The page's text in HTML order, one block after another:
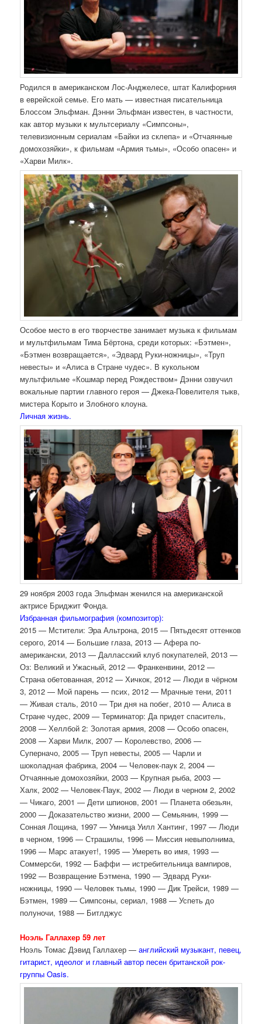
Родился в американском Лос-Анджелесе, штат Калифорния
в еврейской семье. Его мать — известная писательница
Блоссом Эльфман. Дэнни Эльфман известен, в частности,
как автор музыки к мультсериалу «Симпсоны»,
телевизионным сериалам «Байки из склепа» и «Отчаянные
домохозяйки», к фильмам «Армия тьмы», «Особо опасен» и
«Харви Милк».
Особое место в его творчестве занимает музыка к фильмам
и мультфильмам Тима Бёртона, среди которых: «Бэтмен»,
«Бэтмен возвращается», «Эдвард Руки-ножницы», «Труп
невесты» и «Алиса в Стране чудес». В кукольном
мультфильме «Кошмар перед Рождеством» Дэнни озвучил
вокальные партии главного героя — Джека-Повелителя тыкв,
мистера Корыто и Злобного клоуна.
Личная жизнь.
29 ноября 2003 года Эльфман женился на американской
актрисе Бриджит Фонда.
Избранная фильмография (композитор):
2015 — Мстители: Эра Альтрона, 2015 — Пятьдесят оттенков
серого, 2014 — Большие глаза, 2013 — Афера по-
американски, 2013 — Далласский клуб покупателей, 2013 —
Оз: Великий и Ужасный, 2012 — Франкенвини, 2012 —
Страна обетованная, 2012 — Хичкок, 2012 — Люди в чёрном
3, 2012 — Мой парень — псих, 2012 — Мрачные тени, 2011
— Живая сталь, 2010 — Три дня на побег, 2010 — Алиса в
Стране чудес, 2009 — Терминатор: Да придет спаситель,
2008 — Хеллбой 2: Золотая армия, 2008 — Особо опасен,
2008 — Харви Милк, 2007 — Королевство, 2006 —
Суперначо, 2005 — Труп невесты, 2005 — Чарли и
шоколадная фабрика, 2004 — Человек-паук 2, 2004 —
Отчаянные домохозяйки, 2003 — Крупная рыба, 2003 —
Халк, 2002 — Человек-Паук, 2002 — Люди в черном 2, 2002
— Чикаго, 2001 — Дети шпионов, 2001 — Планета обезьян,
2000 — Доказательство жизни, 2000 — Семьянин, 1999 —
Сонная Лощина, 1997 — Умница Уилл Хантинг, 1997 — Люди
в черном, 1996 — Страшилы, 1996 — Миссия невыполнима,
1996 — Марс атакует!, 1995 — Умереть во имя, 1993 —
Соммерсби, 1992 — Баффи — истребительница вампиров,
1992 — Возвращение Бэтмена, 1990 — Эдвард Руки-
ножницы, 1990 — Человек тьмы, 1990 — Дик Трейси, 1989 —
Бэтмен, 1989 — Симпсоны, сериал, 1988 — Успеть до
полуночи, 1988 — Битлджус
Ноэль Галлахер 59 лет
Ноэль Томас Дэвид Галлахер —английский музыкант, певец,
гитарист, идеолог и главный автор песен британской рок-
группы Oasis.